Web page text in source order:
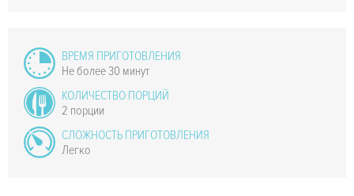
ВРЕМЯ ПРИГОТОВЛЕНИЯ
Не более 30 минут
КОЛИЧЕСТВО ПОРЦИЙ
2 порции
СЛОЖНОСТЬ ПРИГОТОВЛЕНИЯ
Легко